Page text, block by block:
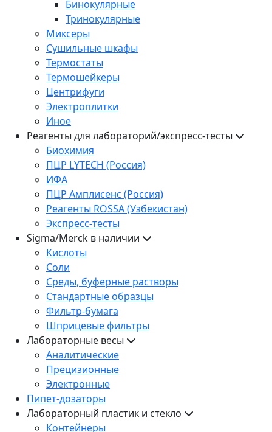
Бинокулярные
Тринокулярные
Миксеры
Сушильные шкафы
Термостаты
Термошейкеры
Центрифуги
Электроплитки
Иное
Реагенты для лабораторий/экспресс-тесты
Биохимия
ПЦР LYTECH (Россия)
ИФА
ПЦР Амплисенс (Россия)
Реагенты ROSSA (Узбекистан)
Экспресс-тесты
Sigma/Merck в наличии
Кислоты
Соли
Среды, буферные растворы
Стандартные образцы
Фильтр-бумага
Шприцевые фильтры
Лабораторные весы
Аналитические
Прецизионные
Электронные
Пипет-дозаторы
Лабораторный пластик и стекло
Контейнеры